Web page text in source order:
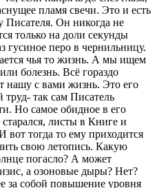
пламя свечи. Это и есть
Он никогда не
только на доли секунды
гусиное перо в чернильницу.
чья то жизнь. А мы ищем
болезнь. Всё гораздо
нашу с вами жизнь. Это его
так сам Писатель
Но самое обидное в его
листы в Книге и
вот тогда то ему приходится
свою летопись. Какую
погасло? А может
а озоновые дыры? Нет?
за собой повышение уровня